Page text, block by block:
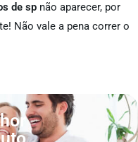
de sp não aparecer, por
Não vale a pena correr o